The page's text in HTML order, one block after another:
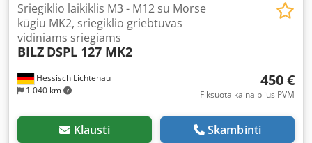
Hessisch Lichtenau
1 040 km
Sriegiklio laikiklis M3 - M12 su Morse
kūgiu MK2, sriegiklio griebtuvas
vidiniams sriegiams
BILZ DSPL 127 MK2
450 €
Fiksuota kaina plius PVM
Klausti Skambinti